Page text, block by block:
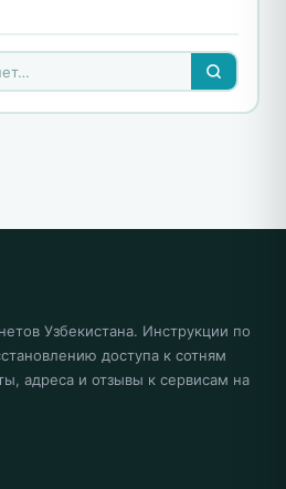
Узбекистана. Инструкции по
доступа к сотням
адреса и отзывы к сервисам на